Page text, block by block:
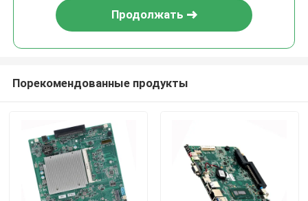
function() {
function() {
Продолжать
Порекомендованные продукты